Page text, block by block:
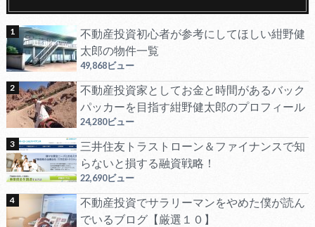
不動産投資初心者が参考にしてほしい紺野健
太郎の物件一覧
49,868ビュー
不動産投資家としてお金と時間があるバック
パッカーを目指す紺野健太郎のプロフィール
24,280ビュー
三井住友トラストローン＆ファイナンスで知
らないと損する融資戦略！
22,690ビュー
不動産投資でサラリーマンをやめた僕が読ん
でいるブログ【厳選１０】